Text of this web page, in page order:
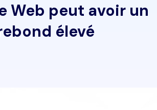
Web peut avoir un
élevé